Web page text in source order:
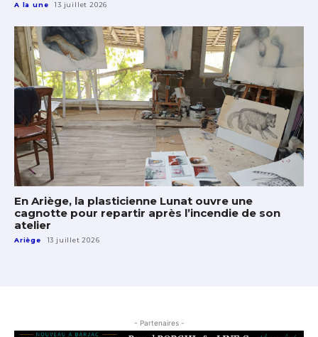
A la une 13 juillet 2026
En Ariège, la plasticienne Lunat ouvre une
cagnotte pour repartir après l’incendie de son
atelier
Ariège 13 juillet 2026
- Partenaires -